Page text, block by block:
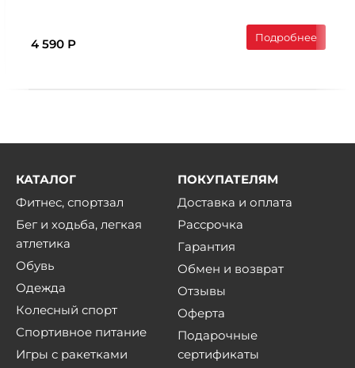
4 590 Р Подробнее
КАТАЛОГ
Фитнес, спортзал
Бег и ходьба, легкая
атлетика
Обувь
Одежда
Колесный спорт
Спортивное питание
Игры с ракетками
ПОКУПАТЕЛЯМ
Доставка и оплата
Рассрочка
Гарантия
Обмен и возврат
Отзывы
Оферта
Подарочные
сертификаты